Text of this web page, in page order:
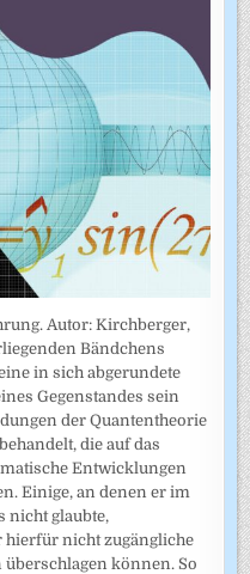
Autor: Kirchberger,
Bändchens
in sich abgerundete
Gegenstandes sein
der Quantentheorie
die auf das
Entwicklungen
Einige, an denen er im
nicht glaubte,
hierfür nicht zugängliche
überschlagen können. So